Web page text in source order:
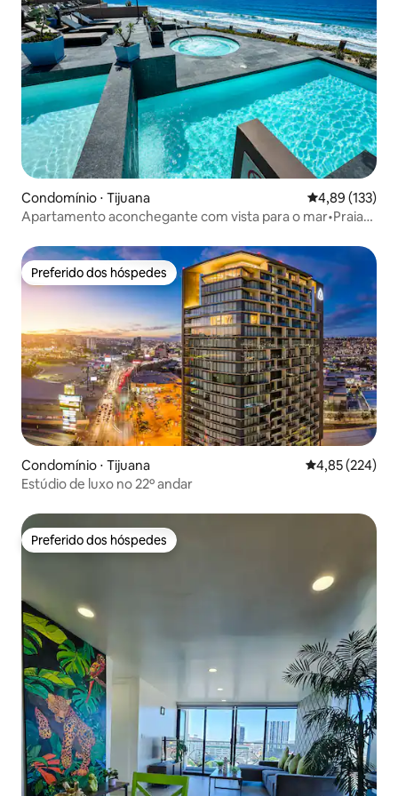
Condomínio ⋅ Tijuana 4,89 de uma
4,89 (133)
Apartamento aconchegante com vista para o mar•Praias
Preferido dos hóspedes
Preferido dos hóspedes
Condomínio ⋅ Tijuana 4,85 de uma
4,85 (224)
Estúdio de luxo no 22º andar
Preferido dos hóspedes
Preferido dos hóspedes